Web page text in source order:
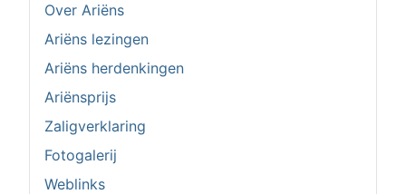
Over Ariëns
Ariëns lezingen
Ariëns herdenkingen
Ariënsprijs
Zaligverklaring
Fotogalerij
Weblinks